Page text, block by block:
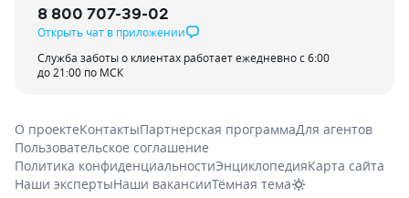
8 800 707-39-02
Открыть чат в приложении
Служба заботы о клиентах работает ежедневно с 6:00
до 21:00 по МСК
О проектеКонтактыПартнерская программаДля агентов
Пользовательское соглашение
Политика конфиденциальностиЭнциклопедияКарта сайта
Наши экспертыНаши вакансииТёмная тема